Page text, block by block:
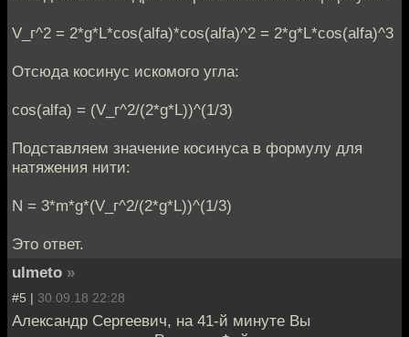
V_г^2 = 2*g*L*cos(alfa)*cos(alfa)^2 = 2*g*L*cos(alfa)^3
Отсюда косинус искомого угла:
cos(alfa) = (V_г^2/(2*g*L))^(1/3)
Подставляем значение косинуса в формулу для
натяжения нити:
N = 3*m*g*(V_г^2/(2*g*L))^(1/3)
Это ответ.
ulmeto »
#5 | 30.09.18 22:28
Александр Сергеевич, на 41-й минуте Вы